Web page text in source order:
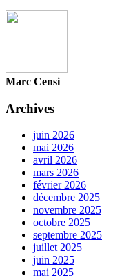
pour l’année 2025
Marc Censi
Archives
juin 2026
mai 2026
avril 2026
mars 2026
février 2026
décembre 2025
novembre 2025
octobre 2025
septembre 2025
juillet 2025
juin 2025
mai 2025